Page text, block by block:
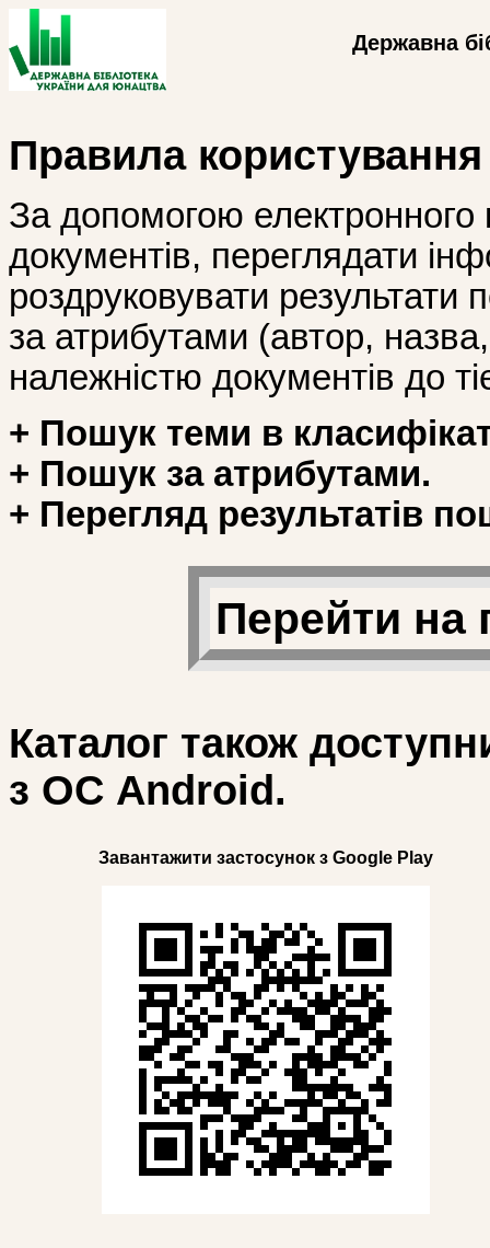
Державна
Правила
За допомогою
документів, переглядати
роздруковувати
за атрибутами (автор, назва,
належністю документів до
+ Пошук теми в
+ Пошук за атрибутами.
+ Перегляд результатів
Перейти на
Каталог також
з ОС Android.
Завантажити застосунок з Google Play